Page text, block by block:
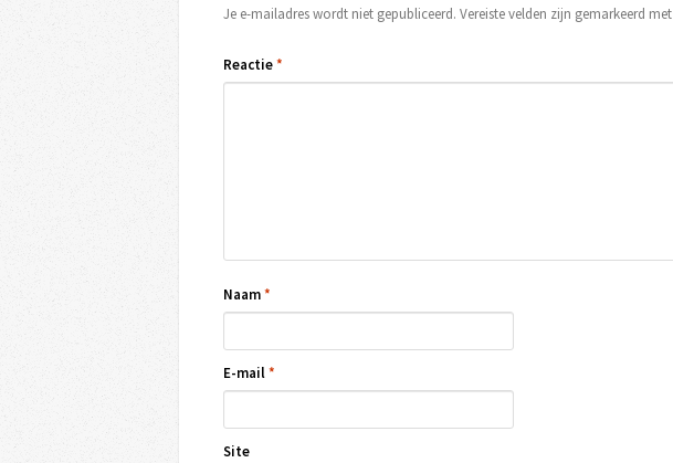
Je e-mailadres wordt niet gepubliceerd. Vereiste velden zijn gemarkeerd met
Reactie*
Naam*
E-mail*
Site